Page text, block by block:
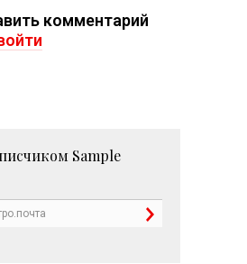
комментарий
Sample